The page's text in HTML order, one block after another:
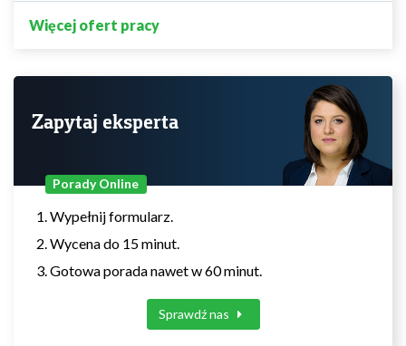
Więcej ofert pracy
Zapytaj eksperta
Porady Online
Wypełnij formularz.
Wycena do 15 minut.
Gotowa porada nawet w 60 minut.
Sprawdź nas